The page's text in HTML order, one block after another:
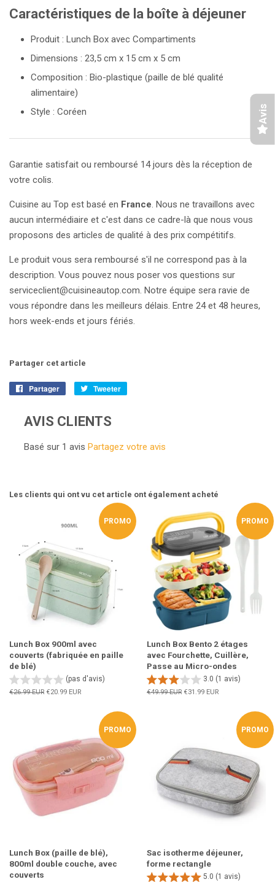
Caractéristiques de la boîte à déjeuner
Produit : Lunch Box avec Compartiments
Dimensions : 23,5 cm x 15 cm x 5 cm
Composition : Bio-plastique (paille de blé qualité
alimentaire)
Style : Coréen
Garantie satisfait ou remboursé 14 jours dès la réception de
votre colis.
Cuisine au Top est basé en France . Nous ne travaillons avec
aucun intermédiaire et c'est dans ce cadre-là que nous vous
proposons des articles de qualité à des prix compétitifs.
Le produit vous sera remboursé s'il ne correspond pas à la
description. Vous pouvez nous poser vos questions sur
serviceclient@cuisineautop.com. Notre équipe sera ravie de
vous répondre dans les meilleurs délais. Entre 24 et 48 heures,
hors week-ends et jours fériés.
Partager cet article
Partager
Partager
Facebook
Tweeter
AVIS CLIENTS
Basé sur 1 avis Partagez votre avis
Les clients qui ont vu cet article ont également acheté
PROMO
Lunch Box 900ml avec
couverts (fabriquée en paille
de blé)
(pas d'avis)
Prix
€26.99 EUR Prix
€20.99 EUR
PROMO
Lunch Box Bento 2 étages
avec Fourchette, Cuillère,
Passe au Micro-ondes
3.0 (1 avis)
Prix
€49.99 EUR Prix
€31.99 EUR
PROMO
Lunch Box (paille de blé),
800ml double couche, avec
couverts
PROMO
Sac isotherme déjeuner,
forme rectangle
5.0 (1 avis)
Avis